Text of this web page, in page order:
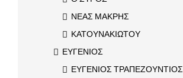
ΝΕΑΣ ΜΑΚΡΗΣ
ΚΑΤΟΥΝΑΚΙΩΤΟΥ
ΕΥΓΕΝΙΟΣ
ΕΥΓΕΝΙΟΣ ΤΡΑΠΕΖΟΥΝΤΙΟΣ